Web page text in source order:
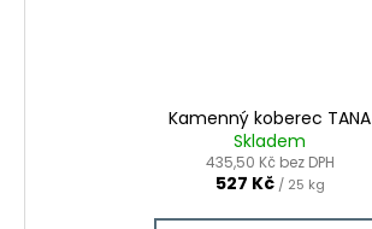
Kamenný koberec TANA
Skladem
435,50 Kč bez DPH
527 Kč / 25 kg